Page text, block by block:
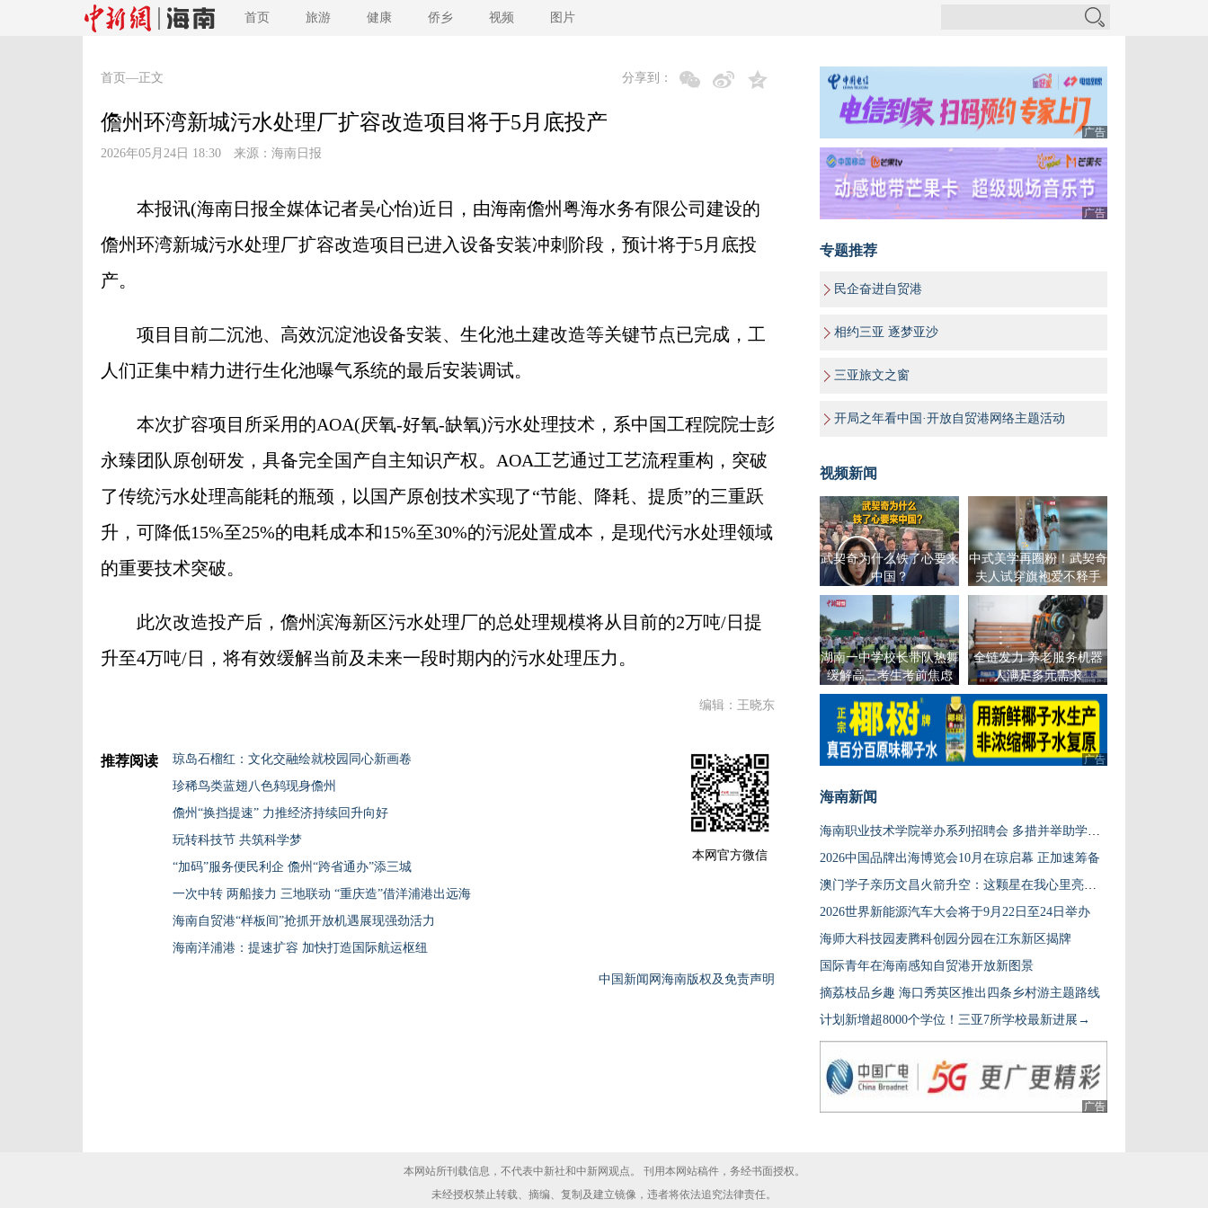
首页 旅游 健康 侨乡 视频 图片
首页 —正文 分享到：
儋州环湾新城污水处理厂扩容改造项目将于5月底投产
2026年05月24日 18:30 来源： 海南日报
本报讯(海南日报全媒体记者吴心怡)近日，由海南儋州粤海水务有限公司建设的
儋州环湾新城污水处理厂扩容改造项目已进入设备安装冲刺阶段，预计将于5月底投
产。
项目目前二沉池、高效沉淀池设备安装、生化池土建改造等关键节点已完成，工
人们正集中精力进行生化池曝气系统的最后安装调试。
本次扩容项目所采用的AOA(厌氧-好氧-缺氧)污水处理技术，系中国工程院院士彭
永臻团队原创研发，具备完全国产自主知识产权。AOA工艺通过工艺流程重构，突破
了传统污水处理高能耗的瓶颈，以国产原创技术实现了“节能、降耗、提质”的三重跃
升，可降低15%至25%的电耗成本和15%至30%的污泥处置成本，是现代污水处理领域
的重要技术突破。
此次改造投产后，儋州滨海新区污水处理厂的总处理规模将从目前的2万吨/日提
升至4万吨/日，将有效缓解当前及未来一段时期内的污水处理压力。
编辑：王晓东
推荐阅读
琼岛石榴红：文化交融绘就校园同心新画卷
珍稀鸟类蓝翅八色鸫现身儋州
儋州“换挡提速” 力推经济持续回升向好
玩转科技节 共筑科学梦
“加码”服务便民利企 儋州“跨省通办”添三城
一次中转 两船接力 三地联动 “重庆造”借洋浦港出远海
海南自贸港“样板间”抢抓开放机遇展现强劲活力
海南洋浦港：提速扩容 加快打造国际航运枢纽
本网官方微信
中国新闻网海南版权及免责声明
广告
广告
专题推荐
民企奋进自贸港
相约三亚 逐梦亚沙
三亚旅文之窗
开局之年看中国·开放自贸港网络主题活动
视频新闻
武契奇为什么铁了心要来
中国？
中式美学再圈粉！武契奇
夫人试穿旗袍爱不释手
湖南一中学校长带队热舞
缓解高三考生考前焦虑
全链发力 养老服务机器
人满足多元需求
广告
广告
海南新闻
海南职业技术学院举办系列招聘会 多措并举助学子留琼发展
2026中国品牌出海博览会10月在琼启幕 正加速筹备
澳门学子亲历文昌火箭升空：这颗星在我心里亮一辈子
2026世界新能源汽车大会将于9月22日至24日举办
海师大科技园麦腾科创园分园在江东新区揭牌
国际青年在海南感知自贸港开放新图景
摘荔枝品乡趣 海口秀英区推出四条乡村游主题路线
计划新增超8000个学位！三亚7所学校最新进展→
广告
本网站所刊载信息，不代表中新社和中新网观点。 刊用本网站稿件，务经书面授权。
未经授权禁止转载、摘编、复制及建立镜像，违者将依法追究法律责任。